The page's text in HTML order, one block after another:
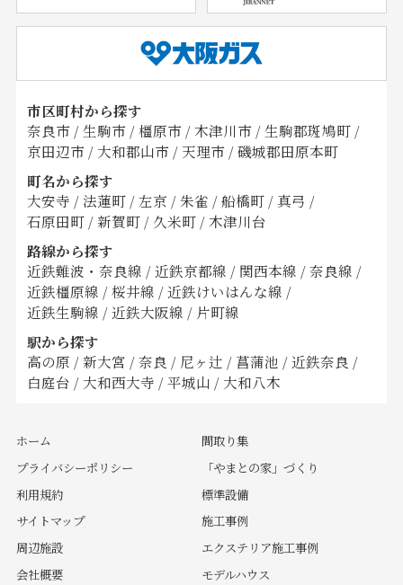
市区町村から探す
奈良市 / 生駒市 / 橿原市 / 木津川市 / 生駒郡斑鳩町 /
京田辺市 / 大和郡山市 / 天理市 / 磯城郡田原本町
町名から探す
大安寺 / 法蓮町 / 左京 / 朱雀 / 船橋町 / 真弓 /
石原田町 / 新賀町 / 久米町 / 木津川台
路線から探す
近鉄難波・奈良線 / 近鉄京都線 / 関西本線 / 奈良線 /
近鉄橿原線 / 桜井線 / 近鉄けいはんな線 /
近鉄生駒線 / 近鉄大阪線 / 片町線
駅から探す
高の原 / 新大宮 / 奈良 / 尼ヶ辻 / 菖蒲池 / 近鉄奈良 /
白庭台 / 大和西大寺 / 平城山 / 大和八木
ホーム
プライバシーポリシー
利用規約
サイトマップ
周辺施設
会社概要
間取り集
「やまとの家」づくり
標準設備
施工事例
エクステリア施工事例
モデルハウス